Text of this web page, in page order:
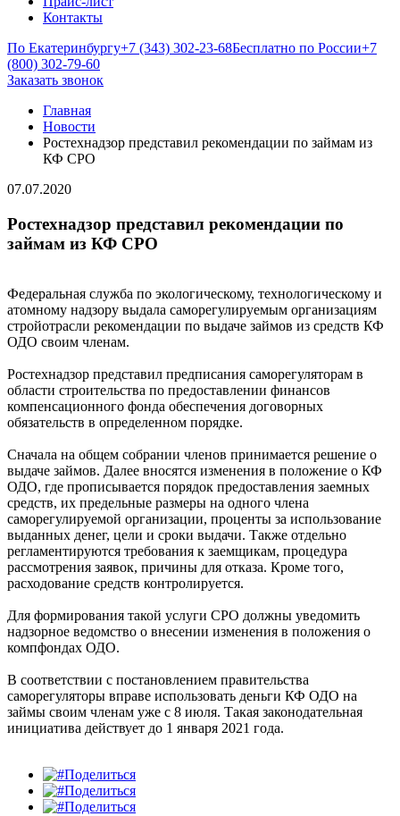
Контакты
По Екатеринбургу+7 (343) 302-23-68Бесплатно по России+7
(800) 302-79-60
Заказать звонок
Главная
Новости
Ростехнадзор представил рекомендации по займам из
КФ СРО
07.07.2020
Ростехнадзор представил рекомендации по
займам из КФ СРО
Федеральная служба по экологическому, технологическому и
атомному надзору выдала саморегулируемым организациям
стройотрасли рекомендации по выдаче займов из средств КФ
ОДО своим членам.
Ростехнадзор представил предписания саморегуляторам в
области строительства по предоставлении финансов
компенсационного фонда обеспечения договорных
обязательств в определенном порядке.
Сначала на общем собрании членов принимается решение о
выдаче займов. Далее вносятся изменения в положение о КФ
ОДО, где прописывается порядок предоставления заемных
средств, их предельные размеры на одного члена
саморегулируемой организации, проценты за использование
выданных денег, цели и сроки выдачи. Также отдельно
регламентируются требования к заемщикам, процедура
рассмотрения заявок, причины для отказа. Кроме того,
расходование средств контролируется.
Для формирования такой услуги СРО должны уведомить
надзорное ведомство о внесении изменения в положения о
компфондах ОДО.
В соответствии с постановлением правительства
саморегуляторы вправе использовать деньги КФ ОДО на
займы своим членам уже с 8 июля. Такая законодательная
инициатива действует до 1 января 2021 года.
Поделиться
Поделиться
Поделиться